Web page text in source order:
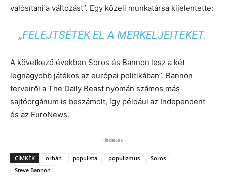
valósítani a változást”. Egy közeli munkatársa kijelentette:
„FELEJTSÉTEK EL A MERKELJEITEKET.
A következő években Soros és Bannon lesz a két
legnagyobb játékos az európai politikában”. Bannon
terveiről a The Daily Beast nyomán számos más
sajtóorgánum is beszámolt, így például az Independent
és az EuroNews.
- Hirdetés -
CÍMKÉK orbán populista populizmus
Soros
Steve Bannon